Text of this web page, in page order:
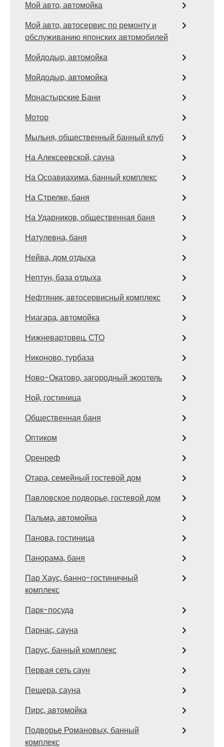
Мой авто, автомойка
Мой авто, автосервис по ремонту и
обслуживанию японских автомобилей
Мойдодыр, автомойка
Мойдодыр, автомойка
Монастырские Бани
Мотор
Мыльня, общественный банный клуб
На Алексеевской, сауна
На Осоавиахима, банный комплекс
На Стрелке, баня
На Ударников, общественная баня
Натулевна, баня
Нейва, дом отдыха
Нептун, база отдыха
Нефтяник, автосервисный комплекс
Ниагара, автомойка
Нижневартовец, СТО
Никоново, турбаза
Ново-Окатово, загородный экоотель
Ной, гостиница
Общественная баня
Оптиком
Оренреф
Отара, семейный гостевой дом
Павловское подворье, гостевой дом
Пальма, автомойка
Панова, гостиница
Панорама, баня
Пар Хаус, банно-гостиничный
комплекс
Парк-посуда
Парнас, сауна
Парус, банный комплекс
Первая сеть саун
Пещера, сауна
Пирс, автомойка
Подворье Романовых, банный
комплекс